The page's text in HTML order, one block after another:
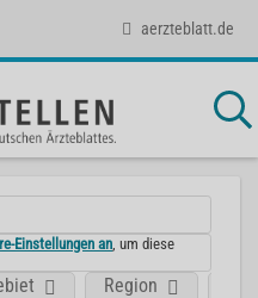
aerzteblatt.de
Einstellungen an , um diese
Region